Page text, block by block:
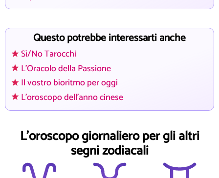
Questo potrebbe interessarti anche
Sì/No Tarocchi
L'Oracolo della Passione
Il vostro bioritmo per oggi
L'oroscopo dell'anno cinese
L'oroscopo giornaliero per gli altri
segni zodiacali